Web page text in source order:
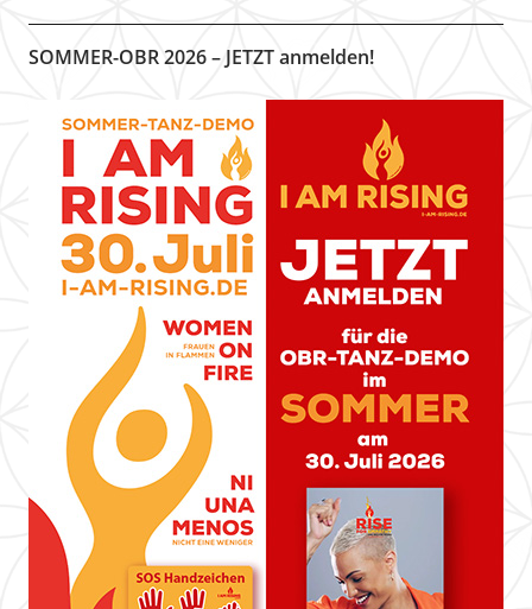
SOMMER-OBR 2026 – JETZT anmelden!